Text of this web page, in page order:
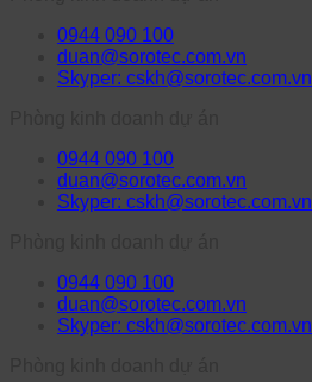
0944 090 100
duan@sorotec.com.vn
Skyper: cskh@sorotec.com.vn
0944 090 100
duan@sorotec.com.vn
Skyper: cskh@sorotec.com.vn
0944 090 100
duan@sorotec.com.vn
Skyper: cskh@sorotec.com.vn